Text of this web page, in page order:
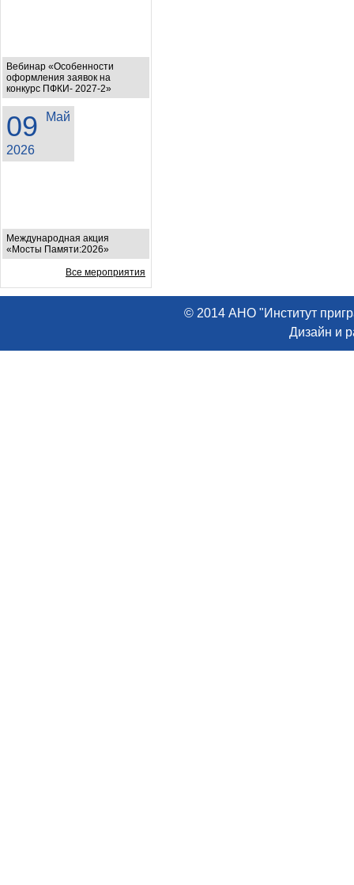
Вебинар «Особенности
оформления заявок на
конкурс ПФКИ- 2027-2»
09 Май
2026
Международная акция
«Мосты Памяти:2026»
Все мероприятия
© 2014 АНО "Институт
Дизайн и